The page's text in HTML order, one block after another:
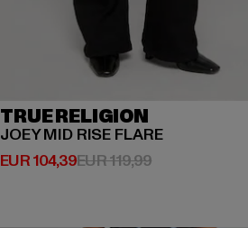
TRUE RELIGION
JOEY MID RISE FLARE
EUR 104,39
Huidige prijs: EUR 104,39
EUR 119,99Actieprijs: EUR